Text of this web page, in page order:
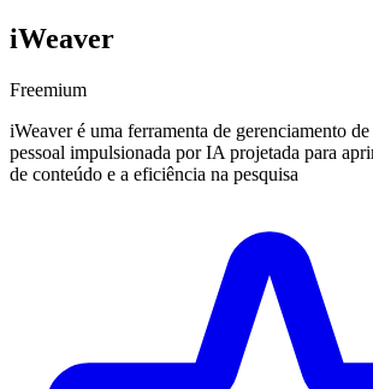
iWeaver
Freemium
iWeaver é uma ferramenta de gerenciamento
pessoal impulsionada por IA projetada para
de conteúdo e a eficiência na pesquisa